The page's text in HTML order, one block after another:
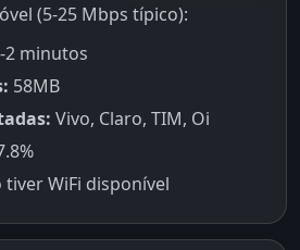
(5-25 Mbps típico):
2 minutos
58MB
Vivo, Claro, TIM, Oi
tiver WiFi disponível